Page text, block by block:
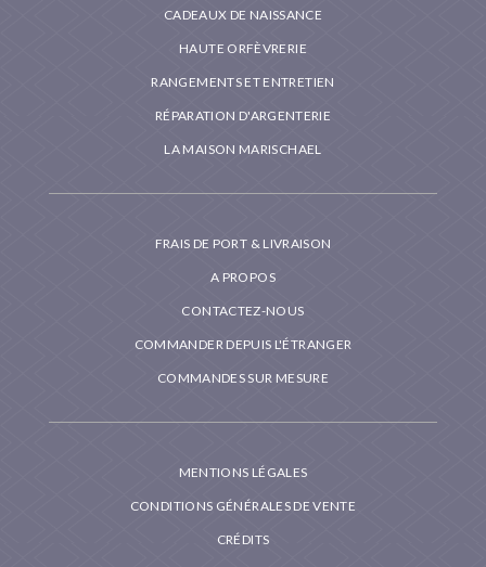
CADEAUX DE NAISSANCE
HAUTE ORFÈVRERIE
RANGEMENTS ET ENTRETIEN
RÉPARATION D'ARGENTERIE
LA MAISON MARISCHAEL
FRAIS DE PORT & LIVRAISON
A PROPOS
CONTACTEZ-NOUS
COMMANDER DEPUIS L'ÉTRANGER
COMMANDES SUR MESURE
MENTIONS LÉGALES
CONDITIONS GÉNÉRALES DE VENTE
CRÉDITS